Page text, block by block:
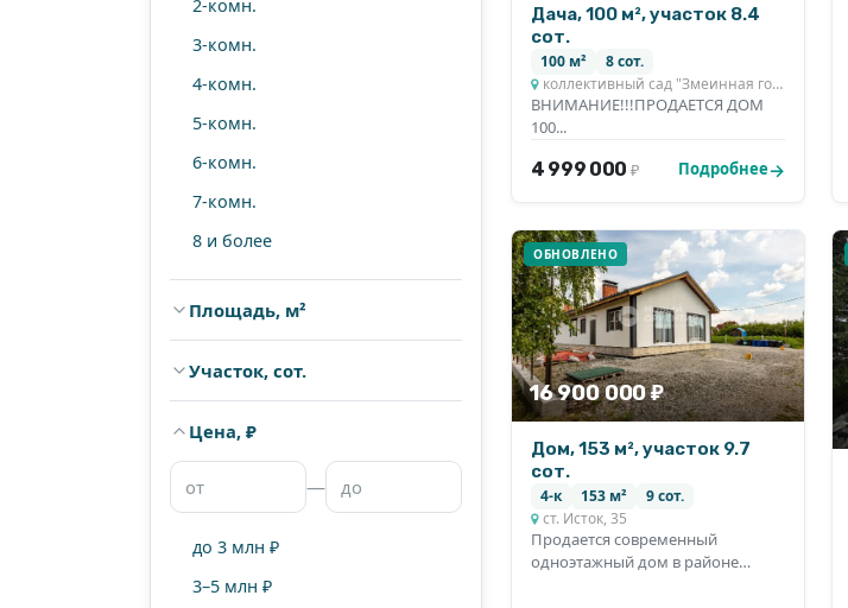
2-комн.
3-комн.
4-комн.
5-комн.
6-комн.
7-комн.
8 и более
Площадь, м²
до 35 м²
35–50 м²
70–100 м²
от 100 м²
Участок, сот.
Цена, ₽
—
до 3 млн ₽
3–5 млн ₽
Дача, 100 м², участок 8.4
сот.
100 м²
8 сот.
коллективный сад "Змеинная горка", участок № 51
ВНИМАНИЕ!!!ПРОДАЕТСЯ ДОМ
100...
4 999 000 ₽ Подробнее
ОБНОВЛЕНО
16 900 000 ₽
Дом, 153 м², участок 9.7
сот.
4-к 153 м²
9 сот.
ст. Исток, 35
Продается современный
одноэтажный дом в районе